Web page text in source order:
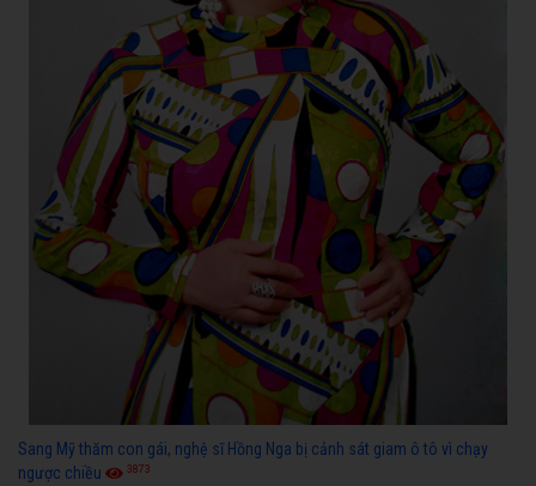
Sang Mỹ thăm con gái, nghệ sĩ Hồng Nga bị cảnh sát giam ô tô vì chạy
ngược chiều
3873